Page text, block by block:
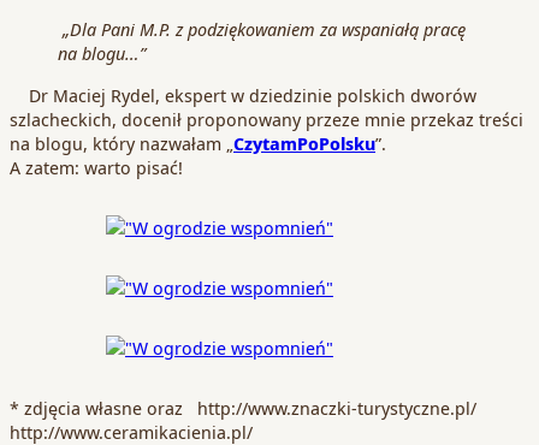
„Dla Pani M.P. z podziękowaniem za wspaniałą pracę
na blogu…”
Dr Maciej Rydel, ekspert w dziedzinie polskich dworów
szlacheckich, docenił proponowany przeze mnie przekaz treści
na blogu, który nazwałam „CzytamPoPolsku”.
A zatem: warto pisać!
* zdjęcia własne oraz http://www.znaczki-turystyczne.pl/
http://www.ceramikacienia.pl/